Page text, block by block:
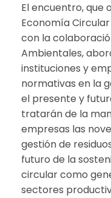
El encuentro, que
Economía
con la
Ambientales,
instituciones y
normativas en la
el presente y
tratarán de la
empresas las
gestión de
futuro de la
circular como
sectores